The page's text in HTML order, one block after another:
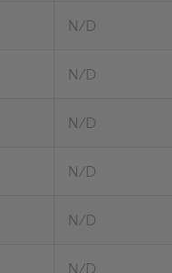
N/D
N/D
N/D
N/D
N/D
N/D